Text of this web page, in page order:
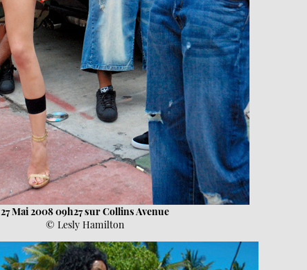
27 Mai 2008 09h27 sur Collins Avenue
© Lesly Hamilton